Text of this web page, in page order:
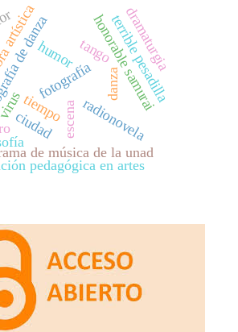
fotografía
escena
danza
de música de la unad
pedagógica en artes
danza tango
honorable samurai
terrible pesadilla
radionovela
humor
tiempo
dramaturgia
ciudad